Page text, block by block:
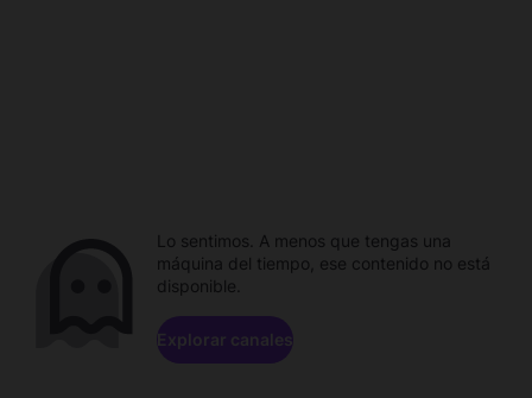
Lo sentimos. A menos que tengas una
máquina del tiempo, ese contenido no está
disponible.
Explorar canales